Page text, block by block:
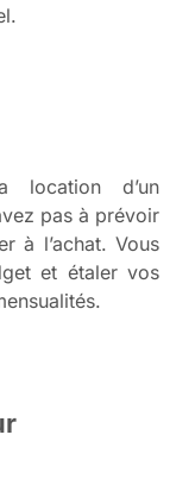
location d’un
pas à prévoir
à l’achat. Vous
et étaler vos